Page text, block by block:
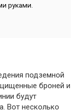
руками.
подземной
броней и
будут
Вот несколько